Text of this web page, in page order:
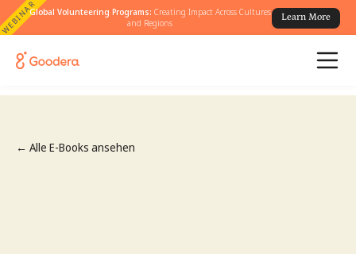
WEBINARGlobal Volunteering Programs: Creating Impact Across Cultures
and Regions
Learn More
← Alle E-Books ansehen